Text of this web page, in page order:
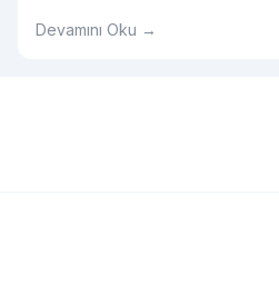
Tesbih’in siz değerli müşterileri
Devamını Oku →